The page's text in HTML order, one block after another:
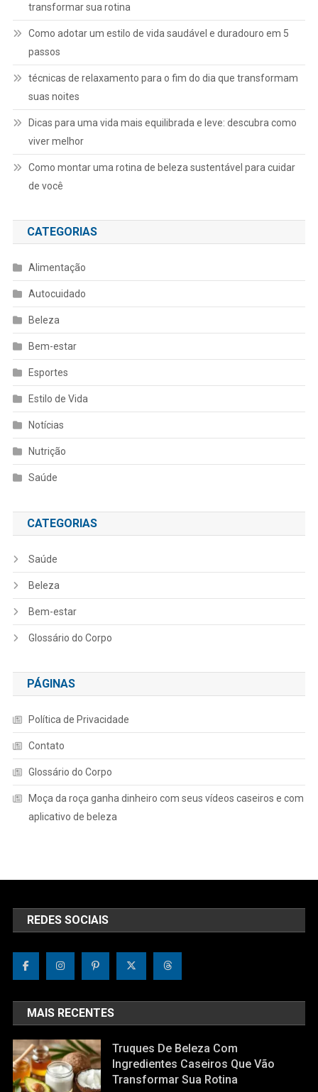
transformar sua rotina
Como adotar um estilo de vida saudável e duradouro em 5
passos
técnicas de relaxamento para o fim do dia que transformam
suas noites
Dicas para uma vida mais equilibrada e leve: descubra como
viver melhor
Como montar uma rotina de beleza sustentável para cuidar
de você
CATEGORIAS
Alimentação
Autocuidado
Beleza
Bem-estar
Esportes
Estilo de Vida
Notícias
Nutrição
Saúde
CATEGORIAS
Saúde
Beleza
Bem-estar
Glossário do Corpo
PÁGINAS
Política de Privacidade
Contato
Glossário do Corpo
Moça da roça ganha dinheiro com seus vídeos caseiros e com
aplicativo de beleza
REDES SOCIAIS
MAIS RECENTES
Truques De Beleza Com
Ingredientes Caseiros Que Vão
Transformar Sua Rotina